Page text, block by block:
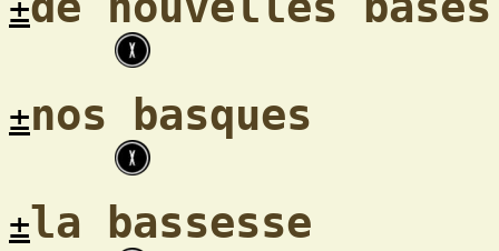
±
±nos basques
±la bassesse